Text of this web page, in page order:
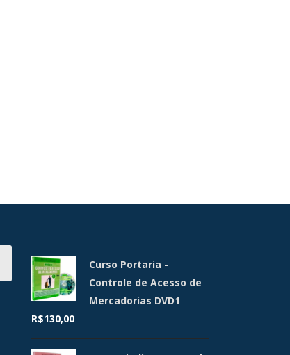
Curso Portaria -
Controle de Acesso de
Mercadorias DVD1
R$130,00